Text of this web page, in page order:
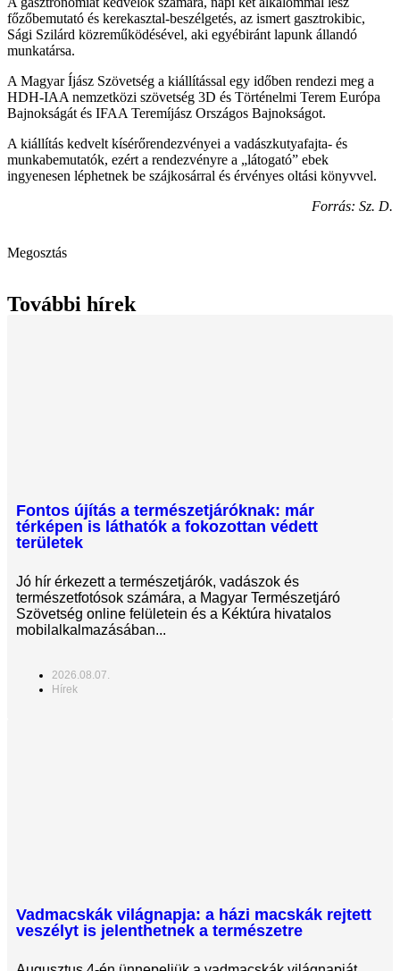
főzőbemutató és kerekasztal-beszélgetés, az ismert gasztrokibic,
Sági Szilárd közreműködésével, aki egyébiránt lapunk állandó
munkatársa.
A Magyar Íjász Szövetség a kiállítással egy időben rendezi meg a
HDH-IAA nemzetközi szövetség 3D és Történelmi Terem Európa
Bajnokságát és IFAA Teremíjász Országos Bajnokságot.
A kiállítás kedvelt kísérőrendezvényei a vadászkutyafajta- és
munkabemutatók, ezért a rendezvényre a „látogató” ebek
ingyenesen léphetnek be szájkosárral és érvényes oltási könyvvel.
Forrás: Sz. D.
Megosztás
További hírek
Fontos újítás a természetjáróknak: már
térképen is láthatók a fokozottan védett
területek
Jó hír érkezett a természetjárók, vadászok és
természetfotósok számára, a Magyar Természetjáró
Szövetség online felületein és a Kéktúra hivatalos
mobilalkalmazásában...
2026.08.07.
Hírek
Vadmacskák világnapja: a házi macskák rejtett
veszélyt is jelenthetnek a természetre